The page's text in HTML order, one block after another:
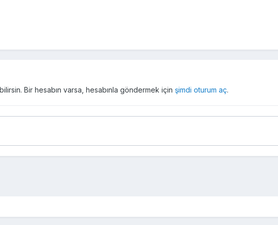
Bir hesabın varsa, hesabınla göndermek için şimdi oturum aç.